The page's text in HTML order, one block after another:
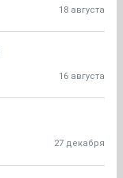
18 августа
16 августа
27 декабря